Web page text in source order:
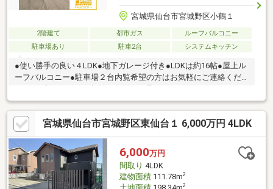
宮城県仙台市宮城野区小鶴１
2階建て 都市ガス
ルーフバルコニー
駐車場あり
駐車2台 システムキッチン
●使い勝手の良い４LDK●地下ガレージ付き●LDKは約16帖●屋上ル
ーフバルコニー●駐車場２台内覧希望の方はお気軽にご連絡くだ
宮城県仙台市宮城野区東仙台１ 6,000万円 4LDK
6,000万円
間取り 4LDK
建物面積111.78m2
2